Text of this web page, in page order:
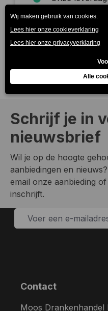
Schrijf je in
nieuwsbrief
Wil je op de hoogte
aanbiedingen en
email onze aanbieding
inschrijft.
Contact
Moos Drankenhandel